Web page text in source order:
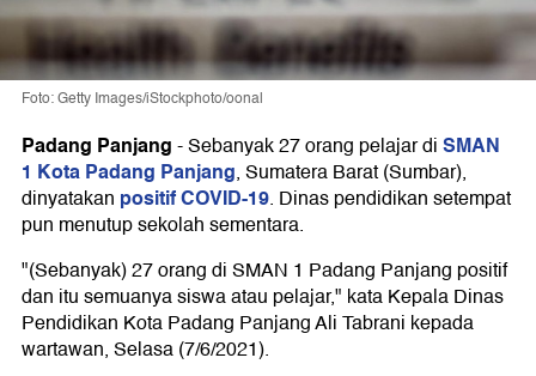
Foto: Getty Images/iStockphoto/oonal
Padang Panjang-Sebanyak 27 orang pelajar diSMAN
1 Kota Padang Panjang, Sumatera Barat (Sumbar),
dinyatakan positif COVID-19. Dinas pendidikan setempat
pun menutup sekolah sementara.
"(Sebanyak) 27 orang di SMAN 1 Padang Panjang positif
dan itu semuanya siswa atau pelajar," kata Kepala Dinas
Pendidikan Kota Padang Panjang Ali Tabrani kepada
wartawan, Selasa (7/6/2021).